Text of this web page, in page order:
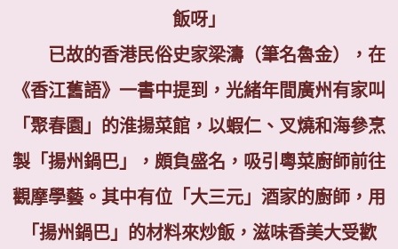
飯呀」
已故的香港民俗史家梁濤（筆名魯金），在
《香江舊語》一書中提到，光緒年間廣州有家叫
「聚春園」的淮揚菜館，以蝦仁、叉燒和海參烹
製「揚州鍋巴」，頗負盛名，吸引粵菜廚師前往
觀摩學藝。其中有位「大三元」酒家的廚師，用
「揚州鍋巴」的材料來炒飯，滋味香美大受歡